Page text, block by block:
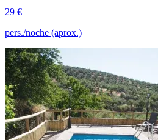
29 €
pers./noche (aprox.)